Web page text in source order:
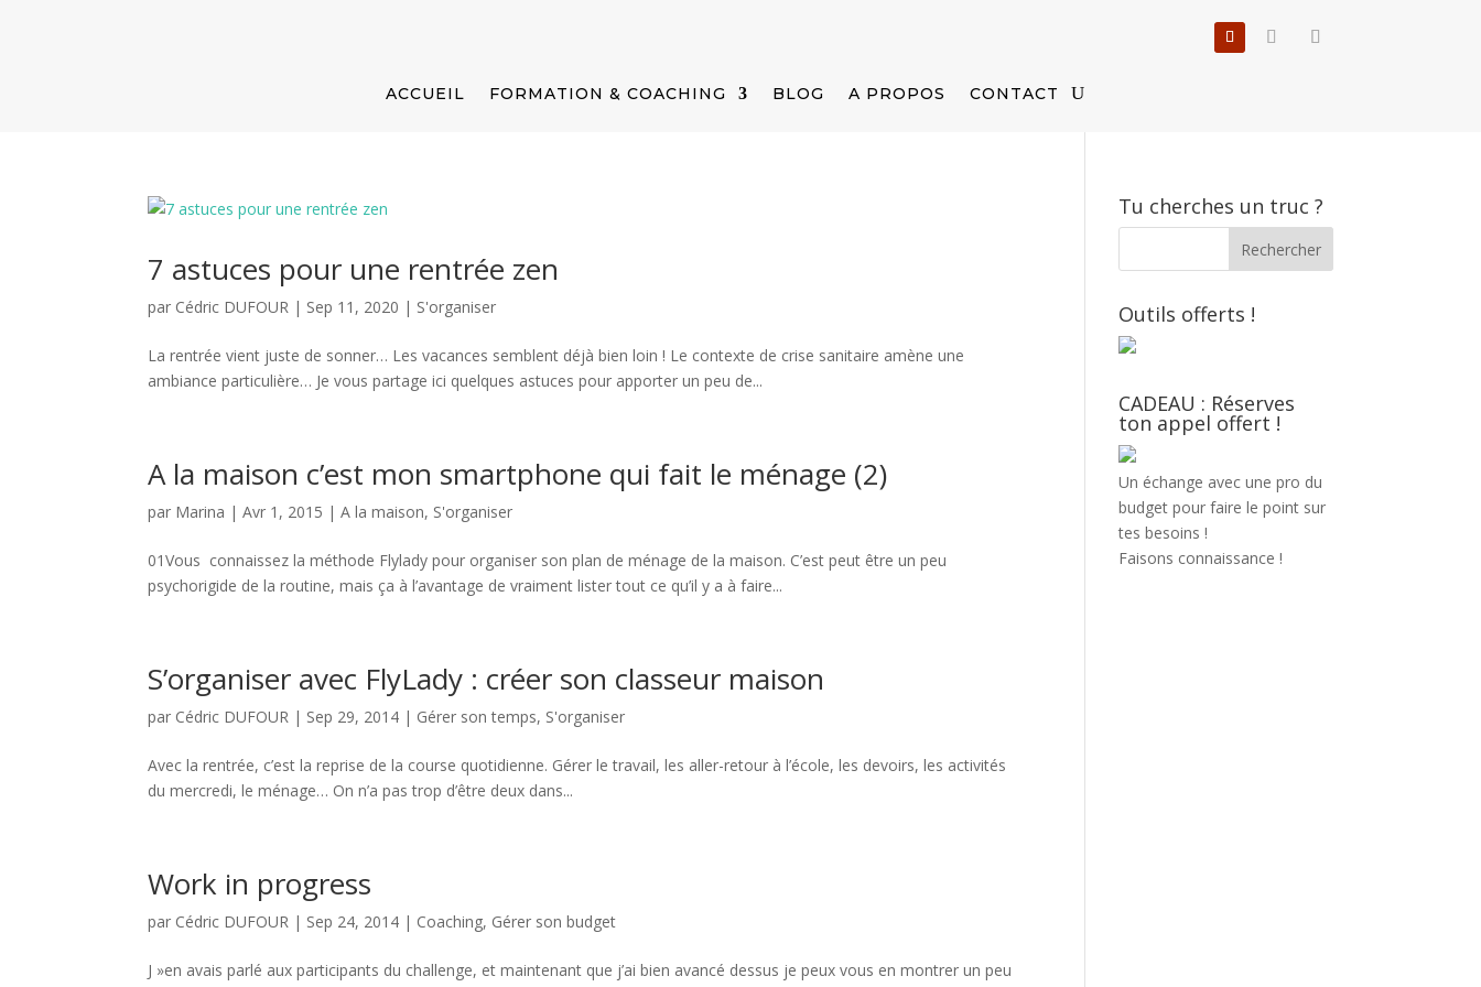
ACCUEIL FORMATION & COACHING BLOG A PROPOS CONTACT
7 astuces pour une rentrée zen
par Cédric DUFOUR | Sep 11, 2020 | S'organiser
La rentrée vient juste de sonner… Les vacances semblent déjà bien loin ! Le contexte de crise sanitaire amène une
ambiance particulière… Je vous partage ici quelques astuces pour apporter un peu de...
A la maison c’est mon smartphone qui fait le ménage (2)
par Marina |Avr 1, 2015 |A la maison, S'organiser
01Vous connaissez la méthode Flylady pour organiser son plan de ménage de la maison. C’est peut être un peu
psychorigide de la routine, mais ça à l’avantage de vraiment lister tout ce qu’il y a à faire...
S’organiser avec FlyLady : créer son classeur maison
par Cédric DUFOUR | Sep 29, 2014 | Gérer son temps, S'organiser
Avec la rentrée, c’est la reprise de la course quotidienne. Gérer le travail, les aller-retour à l’école, les devoirs, les activités
du mercredi, le ménage… On n’a pas trop d’être deux dans...
Work in progress
par Cédric DUFOUR | Sep 24, 2014 | Coaching, Gérer son budget
J »en avais parlé aux participants du challenge, et maintenant que j’ai bien avancé dessus je peux vous en montrer un peu
Tu cherches un truc ?
Outils offerts !
CADEAU : Réserves
ton appel offert !
Un échange avec une pro du
budget pour faire le point sur
tes besoins !
Faisons connaissance !